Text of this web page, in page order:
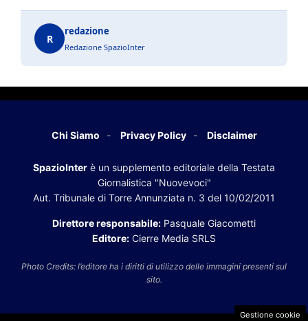
R
redazione
Redazione SpazioInter
Chi Siamo Privacy Policy Disclaimer
SpazioInter è un supplemento editoriale della Testata
Giornalistica "Nuovevoci"
Aut. Tribunale di Torre Annunziata n. 3 del 10/02/2011
Direttore responsabile: Pasquale Giacometti
Editore: Cierre Media SRLS
Photo Credits: l’editore ha i diritti di utilizzo delle immagini presenti sul
sito.
Gestione cookie